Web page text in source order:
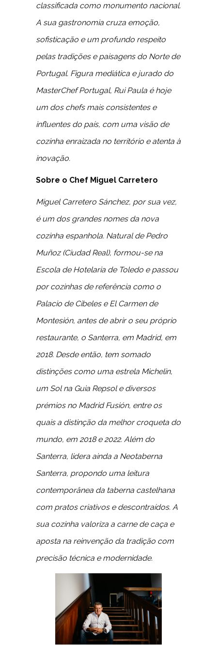
classificada como monumento nacional.
A sua gastronomia cruza emoção,
sofisticação e um profundo respeito
pelas tradições e paisagens do Norte de
Portugal. Figura mediática e jurado do
MasterChef Portugal, Rui Paula é hoje
um dos chefs mais consistentes e
influentes do país, com uma visão de
cozinha enraizada no território e atenta à
inovação.
Sobre o Chef Miguel Carretero
Miguel Carretero Sánchez, por sua vez,
é um dos grandes nomes da nova
cozinha espanhola. Natural de Pedro
Muñoz (Ciudad Real), formou-se na
Escola de Hotelaria de Toledo e passou
por cozinhas de referência como o
Palacio de Cibeles e El Carmen de
Montesión, antes de abrir o seu próprio
restaurante, o Santerra, em Madrid, em
2018. Desde então, tem somado
distinções como uma estrela Michelin,
um Sol na Guia Repsol e diversos
prémios no Madrid Fusión, entre os
quais a distinção da melhor croqueta do
mundo, em 2018 e 2022. Além do
Santerra, lidera ainda a Neotaberna
Santerra, propondo uma leitura
contemporânea da taberna castelhana
com pratos criativos e descontraídos. A
sua cozinha valoriza a carne de caça e
aposta na reinvenção da tradição com
precisão técnica e modernidade.